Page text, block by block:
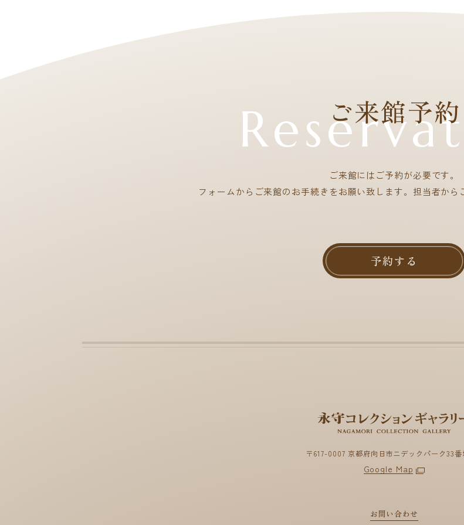
ご来館予約
ご来館にはご予約が必要です。
フォームからご来館のお手続きをお願い致します。担当者から
予約する
〒617-0007 京都府向日市ニデックパーク33番
Google Map
お問い合わせ